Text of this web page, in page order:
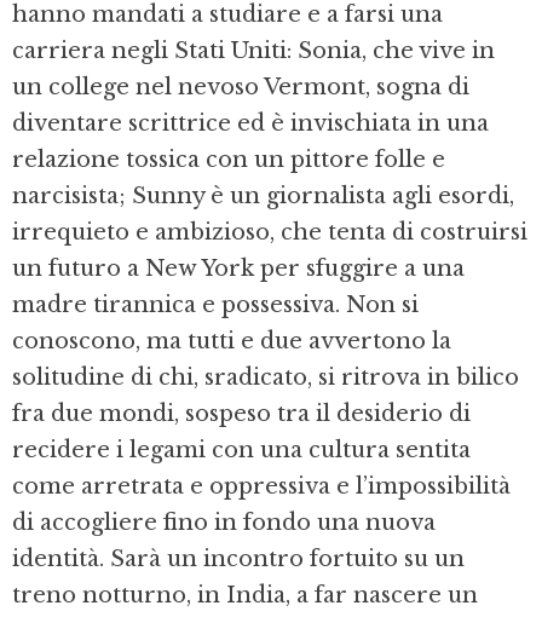
hanno mandati a studiare e a farsi una
carriera negli Stati Uniti: Sonia, che vive in
un college nel nevoso Vermont, sogna di
diventare scrittrice ed è invischiata in una
relazione tossica con un pittore folle e
narcisista; Sunny è un giornalista agli esordi,
irrequieto e ambizioso, che tenta di costruirsi
un futuro a New York per sfuggire a una
madre tirannica e possessiva. Non si
conoscono, ma tutti e due avvertono la
solitudine di chi, sradicato, si ritrova in bilico
fra due mondi, sospeso tra il desiderio di
recidere i legami con una cultura sentita
come arretrata e oppressiva e l’impossibilità
di accogliere fino in fondo una nuova
identità. Sarà un incontro fortuito su un
treno notturno, in India, a far nascere un